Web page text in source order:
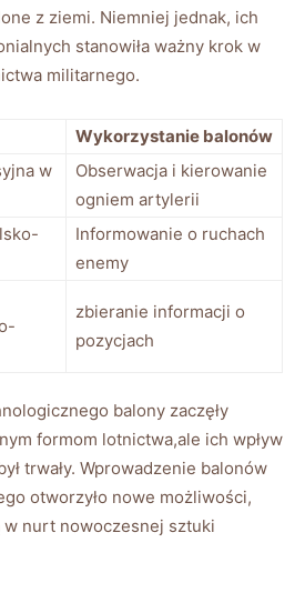
z ziemi. Niemniej jednak, ich
stanowiła ważny krok w
militarnego.
Wykorzystanie balonów
w
Obserwacja i kierowanie
ogniem artylerii
Informowanie o ruchach
enemy
zbieranie informacji o
pozycjach
balony zaczęły
formom lotnictwa,ale ich wpływ
trwały. Wprowadzenie balonów
otworzyło nowe możliwości,
nurt nowoczesnej sztuki